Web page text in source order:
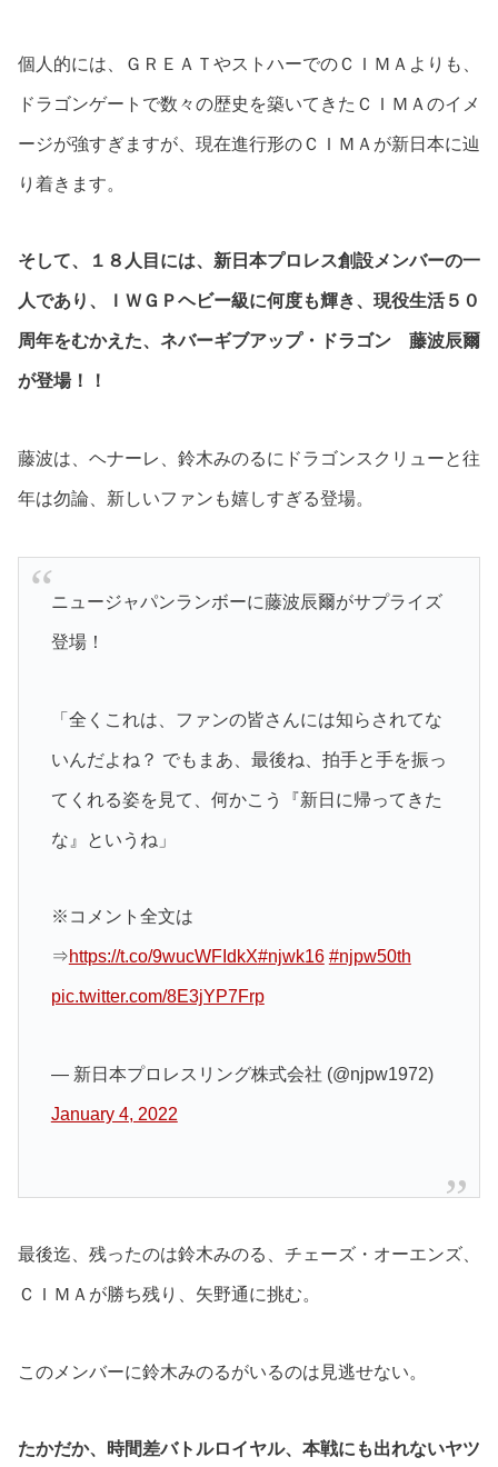
個人的には、ＧＲＥＡＴやストハーでのＣＩＭＡよりも、
ドラゴンゲートで数々の歴史を築いてきたＣＩＭＡのイメ
ージが強すぎますが、現在進行形のＣＩＭＡが新日本に辿
り着きます。
そして、１８人目には、新日本プロレス創設メンバーの一
人であり、ＩＷＧＰヘビー級に何度も輝き、現役生活５０
周年をむかえた、ネバーギブアップ・ドラゴン 藤波辰爾
が登場！！
藤波は、ヘナーレ、鈴木みのるにドラゴンスクリューと往
年は勿論、新しいファンも嬉しすぎる登場。
ニュージャパンランボーに藤波辰爾がサプライズ
登場！
「全くこれは、ファンの皆さんには知らされてな
いんだよね？ でもまあ、最後ね、拍手と手を振っ
てくれる姿を見て、何かこう『新日に帰ってきた
な』というね」
※コメント全文は
⇒https://t.co/9wucWFIdkX#njwk16 #njpw50th
pic.twitter.com/8E3jYP7Frp
— 新日本プロレスリング株式会社 (@njpw1972)
January 4, 2022
最後迄、残ったのは鈴木みのる、チェーズ・オーエンズ、
ＣＩＭＡが勝ち残り、矢野通に挑む。
このメンバーに鈴木みのるがいるのは見逃せない。
たかだか、時間差バトルロイヤル、本戦にも出れないヤツ